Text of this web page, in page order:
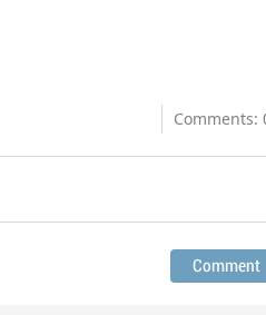
Comments: